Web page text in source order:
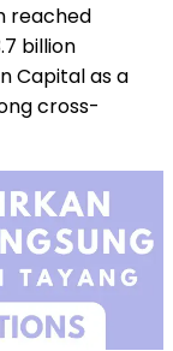
reached
billion
Capital as a
cross-